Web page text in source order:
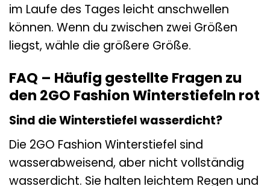
im Laufe des Tages leicht anschwellen
können. Wenn du zwischen zwei Größen
liegst, wähle die größere Größe.
FAQ – Häufig gestellte Fragen zu
den 2GO Fashion Winterstiefeln rot
Sind die Winterstiefel wasserdicht?
Die 2GO Fashion Winterstiefel sind
wasserabweisend, aber nicht vollständig
wasserdicht. Sie halten leichtem Regen und